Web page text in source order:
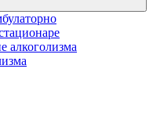
алкоголизма